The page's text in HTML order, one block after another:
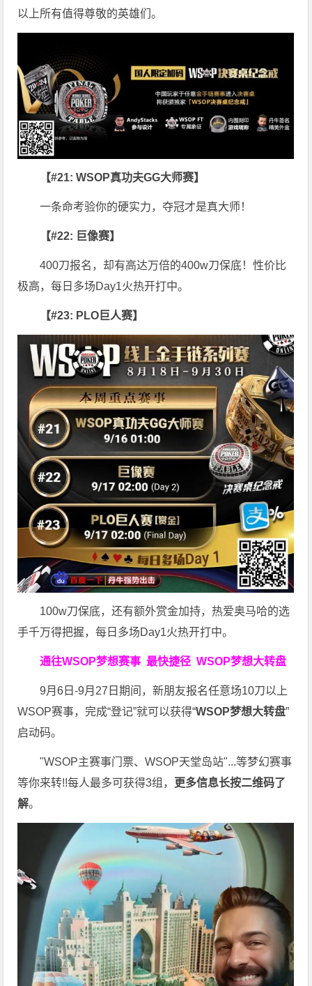
以上所有值得尊敬的英雄们。
【#21: WSOP真功夫GG大师赛】
一条命考验你的硬实力，夺冠才是真大师！
【#22: 巨像赛】
400刀报名，却有高达万倍的400w刀保底！性价比
极高，每日多场Day1火热开打中。
【#23: PLO巨人赛】
100w刀保底，还有额外赏金加持，热爱奥马哈的选
手千万得把握，每日多场Day1火热开打中。
通往WSOP梦想赛事最快捷径WSOP梦想大转盘
9月6日-9月27日期间，新朋友报名任意场10刀以上
WSOP赛事，完成“登记”就可以获得“WSOP梦想大转盘”
启动码。
"WSOP主赛事门票、WSOP天堂岛站"...等梦幻赛事
等你来转!!每人最多可获得3组， 更多信息长按二维码了
解。